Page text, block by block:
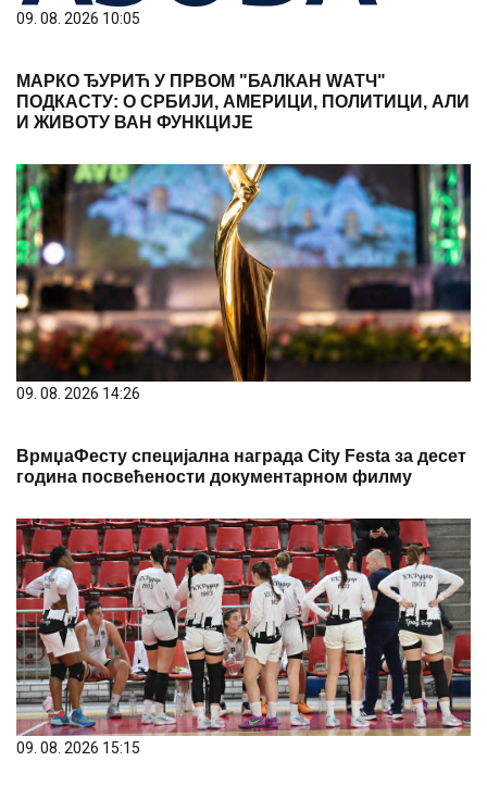
09. 08. 2026 10:05
МАРКО ЂУРИЋ У ПРВОМ "БАЛКАН WАТЧ"
ПОДКАСТУ: О СРБИЈИ, АМЕРИЦИ, ПОЛИТИЦИ, АЛИ
И ЖИВОТУ ВАН ФУНКЦИЈЕ
09. 08. 2026 14:26
ВрмџаФесту специјална награда City Festa за десет
година посвећености документарном филму
09. 08. 2026 15:15